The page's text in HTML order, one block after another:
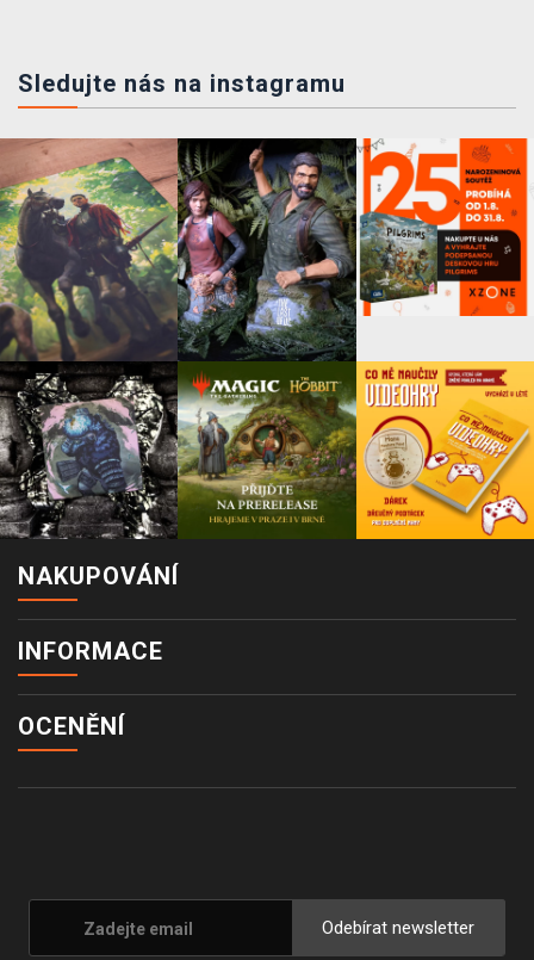
Sledujte nás na instagramu
NAKUPOVÁNÍ
INFORMACE
OCENĚNÍ
Odebírat newsletter